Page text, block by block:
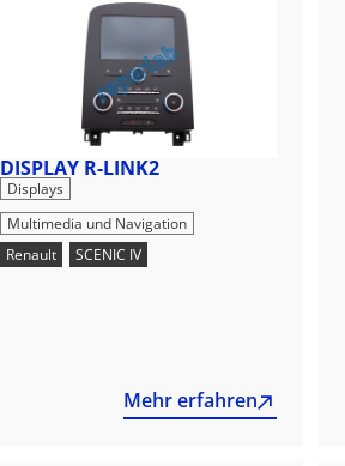
DISPLAY R-LINK2
Displays
Multimedia und Navigation
Renault
SCENIC IV
Mehr erfahren